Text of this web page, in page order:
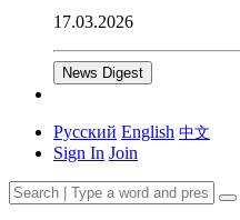
17.03.2026
News Digest
Русский English 中文
Sign In Join